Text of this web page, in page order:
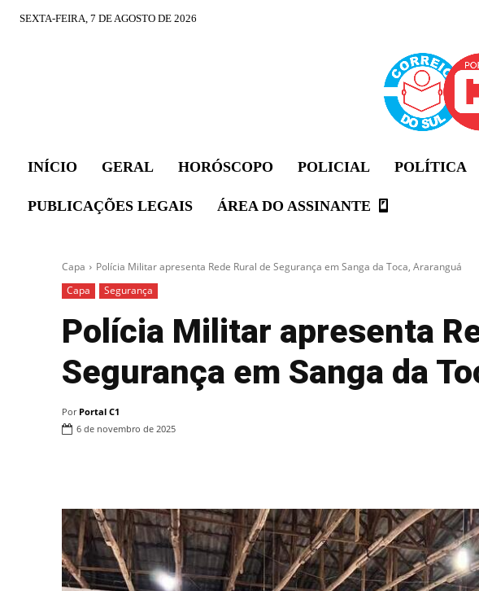
SEXTA-FEIRA, 7 DE AGOSTO DE 2026
INÍCIO GERAL HORÓSCOPO POLICIAL POLÍTICA
PUBLICAÇÕES LEGAIS ÁREA DO ASSINANTE
Capa
Polícia Militar apresenta Rede Rural de Segurança em Sanga da Toca, Araranguá
Capa
Segurança
Polícia Militar apresenta
Segurança em Sanga da
Por Portal C1
6 de novembro de 2025